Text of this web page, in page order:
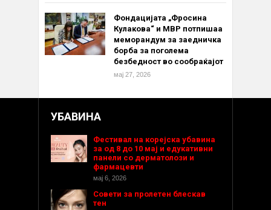
Фондацијата „Фросина
Кулакова“ и МВР потпишаа
меморандум за заедничка
борба за поголема
безбедност во сообраќајот
мај 27, 2026
УБАВИНА
Фестивал на корејска убавина
за од 8 до 10 мај и едукативни
панели со дерматолози и
фармацевти
мај 6, 2026
Совети за пролетен блескав
тен